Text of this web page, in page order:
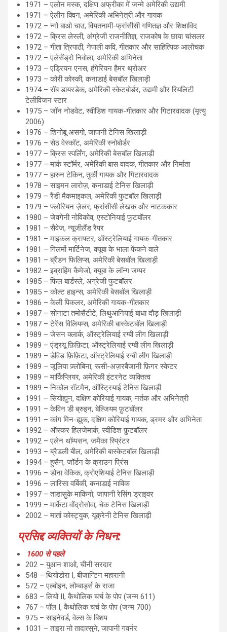
1971 – एलोन मस्क, दक्षिण अफ्रीका में जन्मे अमेरिकी उद्यमी
1971 – ऐलीन क्विन, अमेरिकी अभिनेत्री और गायक
1972 – न्गो बाओ चाउ, वियतनामी-फ्रांसीसी गणितज्ञ और शिक्षाविद
1972 – क्रिस लेस्ली, अंग्रेजी राजनीतिज्ञ, राजकोष के छाया चांसलर
1972 – गीता त्रिपाठी, नेपाली कवि, गीतकार और साहित्यिक आलोचक
1972 – एलेसेंड्रो निवोला, अमेरिकी अभिनेता
1973 – एड्रियन एनस, हंगेरियन हैमर थ्रोअर
1973 – कोरी कोस्की, कनाडाई बेसबॉल खिलाड़ी
1974 – रॉब डायरडेक, अमेरिकी स्केटबोर्डर, उद्यमी और रियलिटी
टेलीविजन स्टार
1975 – जॉन नोडवेट, स्वीडिश गायक-गीतकार और गिटारवादक (मृत्यु
2006)
1976 – शिनोबू असगो, जापानी टेनिस खिलाड़ी
1976 – सेठ वेस्कॉट, अमेरिकी स्नोबोर्डर
1977 – क्रिस स्पर्लिंग, अमेरिकी बेसबॉल खिलाड़ी
1977 – मार्क स्टॉर्मर, अमेरिकी बास वादक, गीतकार और निर्माता
1977 – हारुन टेकिन, तुर्की गायक और गिटारवादक
1978 – साइमन लारोज़, कनाडाई टेनिस खिलाड़ी
1979 – रैंडी मैकमाइकल, अमेरिकी फुटबॉल खिलाड़ी
1979 – फ्लोरियन ज़ेलर, फ्रांसीसी लेखक और नाटककार
1980 – जेवगेनी नोविकोव, एस्टोनियाई फुटबॉलर
1981 – सैवेज, न्यूजीलैंड रैपर
1981 – माइकल क्राफ्टर, ऑस्ट्रेलियाई गायक-गीतकार
1981 – गिलर्मो मार्टिनेज, क्यूबा के भाला फेंकने वाले
1981 – ब्रैंडन फिलिप्स, अमेरिकी बेसबॉल खिलाड़ी
1982 – इब्राहिम कैमेजो, क्यूबा के लॉन्ग जम्पर
1985 – फिल बार्डस्ले, अंग्रेजी फुटबॉलर
1985 – कोल्ट हाइन्स, अमेरिकी बेसबॉल खिलाड़ी
1986 – केली पिकलर, अमेरिकी गायक-गीतकार
1987 – सोनाटा तमोसैटीटे, लिथुआनियाई बाधा दौड़ खिलाड़ी
1987 – टेरेंस विलियम्स, अमेरिकी बास्केटबॉल खिलाड़ी
1989 – जेसन क्लार्क, ऑस्ट्रेलियाई रग्बी लीग खिलाड़ी
1989 – एंड्रयू फ़िफ़िटा, ऑस्ट्रेलियाई रग्बी लीग खिलाड़ी
1989 – डेविड फ़िफ़िटा, ऑस्ट्रेलियाई रग्बी लीग खिलाड़ी
1989 – जूलिया ज़्लोबिना, रूसी-अज़रबैजानी फ़िगर स्केटर
1989 – मार्किप्लियर, अमेरिकी इंटरनेट व्यक्तित्व
1989 – निकोल रॉटमैन, ऑस्ट्रियाई टेनिस खिलाड़ी
1991 – सियोह्युन, दक्षिण कोरियाई गायक, नर्तक और अभिनेत्री
1991 – केविन डी ब्रुइन, बेल्जियम फ़ुटबॉलर
1991 – कांग मिन-ह्युक, दक्षिण कोरियाई गायक, ड्रमर और अभिनेता
1992 – ऑस्कर हिलजेमार्क, स्वीडिश फ़ुटबॉलर
1992 – एलेन थॉम्पसन, जमैका स्प्रिंटर
1993 – ब्रैडली बील, अमेरिकी बास्केटबॉल खिलाड़ी
1994 – हुसैन, जॉर्डन के क्राउन प्रिंस
1996 – डोना वेकिक, क्रोएशियाई टेनिस खिलाड़ी
1996 – लारिसा वर्बिकी, कनाडाई नाविक
1997 – ताडासुके माकिनो, जापानी रेसिंग ड्राइवर
1999 – मार्केटा वोंद्रोसोवा, चेक टेनिस खिलाड़ी
2002 – मार्ता कोस्ट्युक, यूक्रेनी टेनिस खिलाड़ी
प्रसिद्द व्यक्तियों के निधन:
1600 से पहले
202 – युआन शाओ, चीनी सरदार
548 – थियोडोरा I, बीजान्टिन महारानी
572 – एल्बोइन, लोम्बार्ड्स के राजा
683 – लियो II, कैथोलिक चर्च के पोप (जन्म 611)
767 – पॉल I, कैथोलिक चर्च के पोप (जन्म 700)
975 – साइनेवर्ड, वेल्स के बिशप
1031 – ताइरा नो तादात्सुने, जापानी गवर्नर